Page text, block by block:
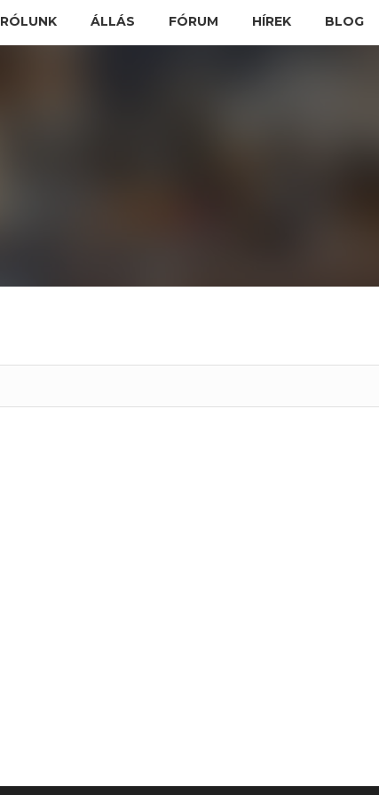
RÓLUNK ÁLLÁS FÓRUM HÍREK BLOG